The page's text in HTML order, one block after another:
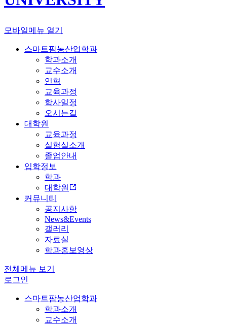
모바일메뉴 열기
스마트팜농산업학과
학과소개
교수소개
연혁
교육과정
학사일정
오시는길
대학원
교육과정
실험실소개
졸업안내
입학정보
학과
대학원
커뮤니티
공지사항
News&Events
갤러리
자료실
학과홍보영상
전체메뉴 보기
로그인
스마트팜농산업학과
학과소개
교수소개